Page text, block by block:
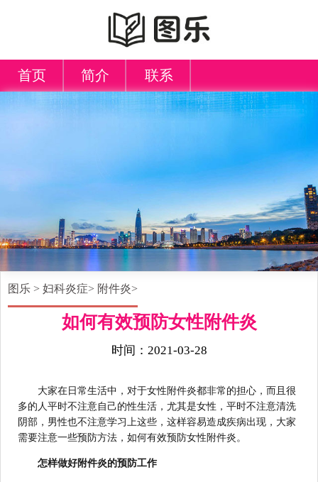
首页 简介 联系
图乐 >妇科炎症> 附件炎>
如何有效预防女性附件炎
时间：2021-03-28
大家在日常生活中，对于女性附件炎都非常的担心，而且很
多的人平时不注意自己的性生活，尤其是女性，平时不注意清洗
阴部，男性也不注意学习上这些，这样容易造成疾病出现，大家
需要注意一些预防方法，如何有效预防女性附件炎。
怎样做好附件炎的预防工作